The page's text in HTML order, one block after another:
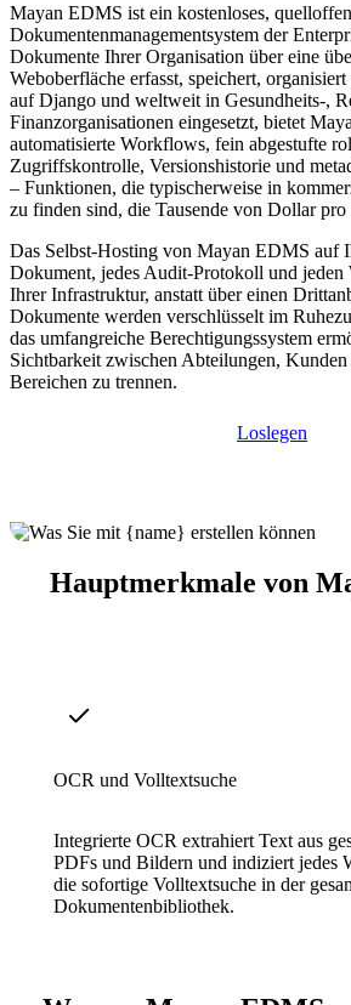
Mayan EDMS ist ein kostenloses,
Dokumentenmanagementsystem der
Dokumente Ihrer Organisation über eine
Weboberfläche erfasst, speichert,
auf Django und weltweit in Gesundheits-,
Finanzorganisationen eingesetzt, bietet
automatisierte Workflows, fein abgestufte
Zugriffskontrolle, Versionshistorie und
– Funktionen, die typischerweise in
zu finden sind, die Tausende von Dollar
Das Selbst-Hosting von Mayan EDMS auf
Dokument, jedes Audit-Protokoll und
Ihrer Infrastruktur, anstatt über einen
Dokumente werden verschlüsselt im
das umfangreiche Berechtigungssystem
Sichtbarkeit zwischen Abteilungen,
Bereichen zu trennen.
Loslegen
Hauptmerkmale von
OCR und Volltextsuche
Integrierte OCR extrahiert Text aus
PDFs und Bildern und indiziert jedes
die sofortige Volltextsuche in der
Dokumentenbibliothek.